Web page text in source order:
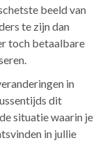
beeld van
te zijn dan
toch betaalbare
in
dit
situatie waarin je
in jullie